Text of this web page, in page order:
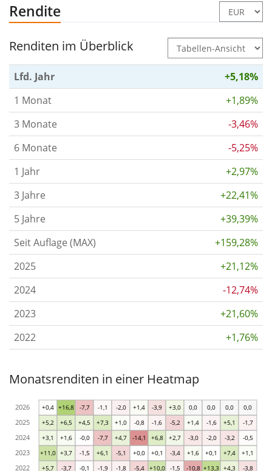
Rendite
Renditen im Überblick
Lfd. Jahr
+5,18%
1 Monat
+1,89%
3 Monate
-3,46%
6 Monate
-5,25%
1 Jahr
+2,97%
3 Jahre
+22,41%
5 Jahre
+39,39%
Seit Auflage (MAX)
+159,28%
2025
+21,12%
2024
-12,74%
2023
+21,60%
2022
+1,76%
Monatsrenditen in einer Heatmap
+5,7 -3,7 -0,1 -1,9 -1,8 -5,4 +10,0 -1,5 -10,8 +13,3 +4,3 -3,8
+11,0 +3,7 -1,5 +6,1 -5,1 +0,0 +0,1 -3,4 +1,6 +0,1 +7,4 +1,1
+3,1 +1,6 -0,0 -7,7 +4,7 -14,1 +6,8 +2,7 -3,0 -2,0 -3,2 -0,5
+5,2 +6,5 +4,5 +7,3 +1,0 -0,8 -1,6 -5,2 +1,4 -1,6 +5,1 -1,7
+0,4 +16,8 -7,7 -1,1 -2,0 +1,4 -3,9 +3,0 0,0 0,0 0,0 0,0
2022
2023
2024
2025
2026